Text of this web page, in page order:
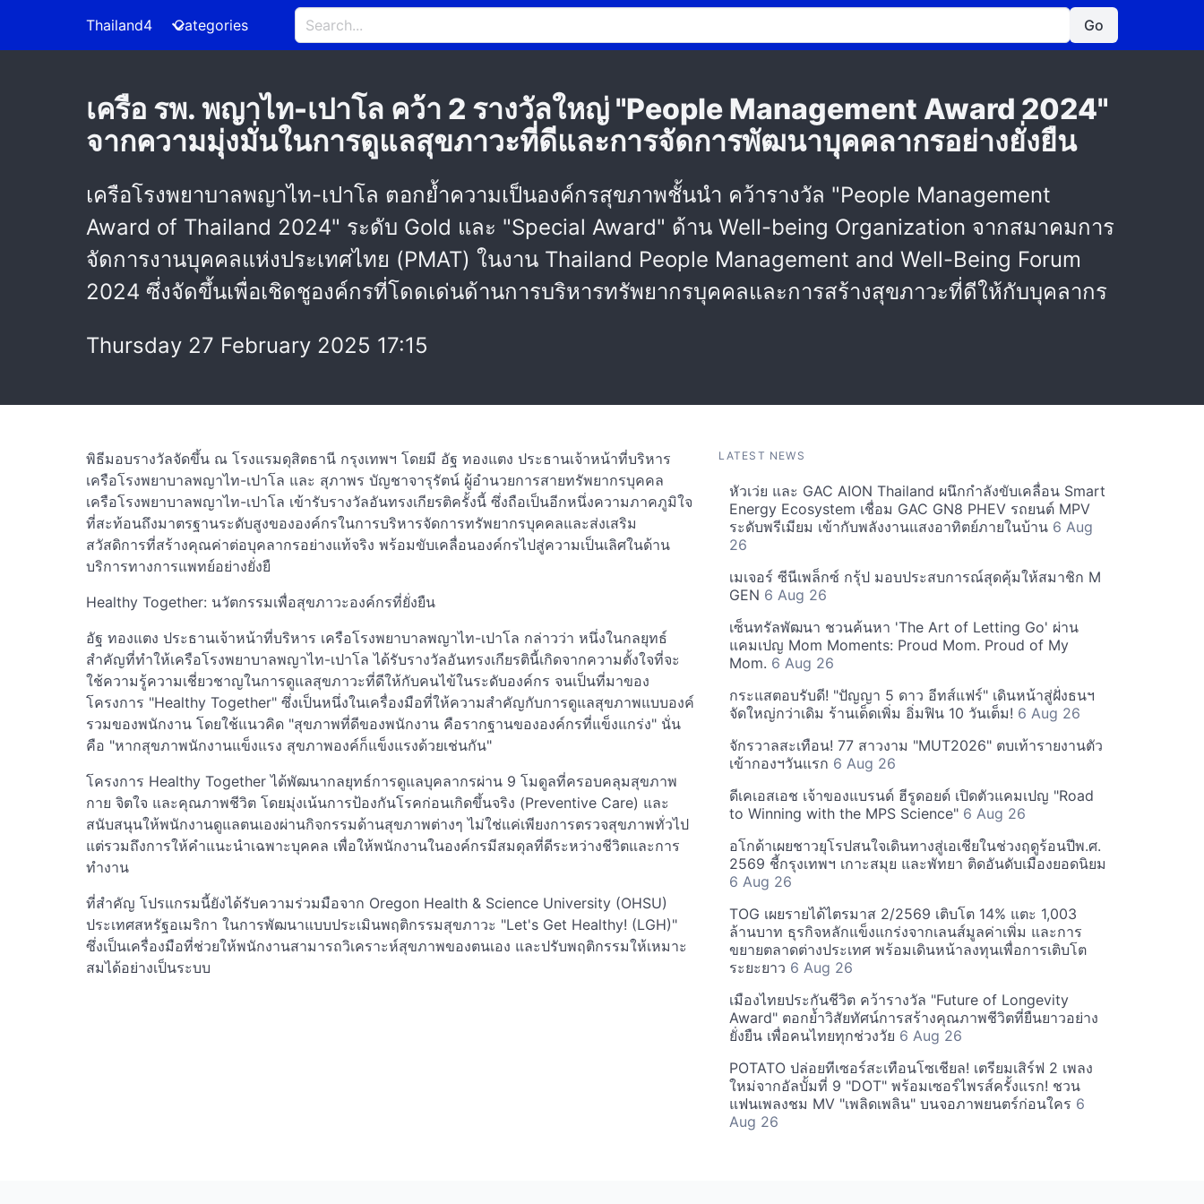
Thailand4 Categories Go
เครือ รพ. พญาไท-เปาโล คว้า 2 รางวัลใหญ่ "People Management Award 2024"
จากความมุ่งมั่นในการดูแลสุขภาวะที่ดีและการจัดการพัฒนาบุคคลากรอย่างยั่งยืน
เครือโรงพยาบาลพญาไท-เปาโล ตอกย้ำความเป็นองค์กรสุขภาพชั้นนำ คว้ารางวัล "People Management
Award of Thailand 2024" ระดับ Gold และ "Special Award" ด้าน Well-being Organization จากสมาคมการ
จัดการงานบุคคลแห่งประเทศไทย (PMAT) ในงาน Thailand People Management and Well-Being Forum
2024 ซึ่งจัดขึ้นเพื่อเชิดชูองค์กรที่โดดเด่นด้านการบริหารทรัพยากรบุคคลและการสร้างสุขภาวะที่ดีให้กับบุคลากร
Thursday 27 February 2025 17:15
พิธีมอบรางวัลจัดขึ้น ณ โรงแรมดุสิตธานี กรุงเทพฯ โดยมี อัฐ ทองแตง ประธานเจ้าหน้าที่บริหาร
เครือโรงพยาบาลพญาไท-เปาโล และ สุภาพร บัญชาจารุรัตน์ ผู้อำนวยการสายทรัพยากรบุคคล
เครือโรงพยาบาลพญาไท-เปาโล เข้ารับรางวัลอันทรงเกียรติครั้งนี้ ซึ่งถือเป็นอีกหนึ่งความภาคภูมิใจ
ที่สะท้อนถึงมาตรฐานระดับสูงขององค์กรในการบริหารจัดการทรัพยากรบุคคลและส่งเสริม
สวัสดิการที่สร้างคุณค่าต่อบุคลากรอย่างแท้จริง พร้อมขับเคลื่อนองค์กรไปสู่ความเป็นเลิศในด้าน
บริการทางการแพทย์อย่างยั่งยื
Healthy Together: นวัตกรรมเพื่อสุขภาวะองค์กรที่ยั่งยืน
อัฐ ทองแตง ประธานเจ้าหน้าที่บริหาร เครือโรงพยาบาลพญาไท-เปาโล กล่าวว่า หนึ่งในกลยุทธ์
สำคัญที่ทำให้เครือโรงพยาบาลพญาไท-เปาโล ได้รับรางวัลอันทรงเกียรตินี้เกิดจากความตั้งใจที่จะ
ใช้ความรู้ความเชี่ยวชาญในการดูแลสุขภาวะที่ดีให้กับคนไข้ในระดับองค์กร จนเป็นที่มาของ
โครงการ "Healthy Together" ซึ่งเป็นหนึ่งในเครื่องมือที่ให้ความสำคัญกับการดูแลสุขภาพแบบองค์
รวมของพนักงาน โดยใช้แนวคิด "สุขภาพที่ดีของพนักงาน คือรากฐานขององค์กรที่แข็งแกร่ง" นั่น
คือ "หากสุขภาพนักงานแข็งแรง สุขภาพองค์ก็แข็งแรงด้วยเช่นกัน"
โครงการ Healthy Together ได้พัฒนากลยุทธ์การดูแลบุคลากรผ่าน 9 โมดูลที่ครอบคลุมสุขภาพ
กาย จิตใจ และคุณภาพชีวิต โดยมุ่งเน้นการป้องกันโรคก่อนเกิดขึ้นจริง (Preventive Care) และ
สนับสนุนให้พนักงานดูแลตนเองผ่านกิจกรรมด้านสุขภาพต่างๆ ไม่ใช่แค่เพียงการตรวจสุขภาพทั่วไป
แต่รวมถึงการให้คำแนะนำเฉพาะบุคคล เพื่อให้พนักงานในองค์กรมีสมดุลที่ดีระหว่างชีวิตและการ
ทำงาน
ที่สำคัญ โปรแกรมนี้ยังได้รับความร่วมมือจาก Oregon Health & Science University (OHSU)
ประเทศสหรัฐอเมริกา ในการพัฒนาแบบประเมินพฤติกรรมสุขภาวะ "Let's Get Healthy! (LGH)"
ซึ่งเป็นเครื่องมือที่ช่วยให้พนักงานสามารถวิเคราะห์สุขภาพของตนเอง และปรับพฤติกรรมให้เหมาะ
สมได้อย่างเป็นระบบ
LATEST NEWS
หัวเว่ย และ GAC AION Thailand ผนึกกำลังขับเคลื่อน Smart
Energy Ecosystem เชื่อม GAC GN8 PHEV รถยนต์ MPV
ระดับพรีเมียม เข้ากับพลังงานแสงอาทิตย์ภายในบ้าน 6 Aug
26
เมเจอร์ ซีนีเพล็กซ์ กรุ้ป มอบประสบการณ์สุดคุ้มให้สมาชิก M
GEN 6 Aug 26
เซ็นทรัลพัฒนา ชวนค้นหา 'The Art of Letting Go' ผ่าน
แคมเปญ Mom Moments: Proud Mom. Proud of My
Mom. 6 Aug 26
กระแสตอบรับดี! "ปัญญา 5 ดาว อีทส์แฟร์" เดินหน้าสู่ฝั่งธนฯ
จัดใหญ่กว่าเดิม ร้านเด็ดเพิ่ม อิ่มฟิน 10 วันเต็ม! 6 Aug 26
จักรวาลสะเทือน! 77 สาวงาม "MUT2026" ตบเท้ารายงานตัว
เข้ากองฯวันแรก 6 Aug 26
ดีเคเอสเอช เจ้าของแบรนด์ ฮีรูดอยด์ เปิดตัวแคมเปญ "Road
to Winning with the MPS Science" 6 Aug 26
อโกด้าเผยชาวยุโรปสนใจเดินทางสู่เอเชียในช่วงฤดูร้อนปีพ.ศ.
2569 ชี้กรุงเทพฯ เกาะสมุย และพัทยา ติดอันดับเมืองยอดนิยม
6 Aug 26
TOG เผยรายได้ไตรมาส 2/2569 เติบโต 14% แตะ 1,003
ล้านบาท ธุรกิจหลักแข็งแกร่งจากเลนส์มูลค่าเพิ่ม และการ
ขยายตลาดต่างประเทศ พร้อมเดินหน้าลงทุนเพื่อการเติบโต
ระยะยาว 6 Aug 26
เมืองไทยประกันชีวิต คว้ารางวัล "Future of Longevity
Award" ตอกย้ำวิสัยทัศน์การสร้างคุณภาพชีวิตที่ยืนยาวอย่าง
ยั่งยืน เพื่อคนไทยทุกช่วงวัย 6 Aug 26
POTATO ปล่อยทีเซอร์สะเทือนโซเชียล! เตรียมเสิร์ฟ 2 เพลง
ใหม่จากอัลบั้มที่ 9 "DOT" พร้อมเซอร์ไพรส์ครั้งแรก! ชวน
แฟนเพลงชม MV "เพลิดเพลิน" บนจอภาพยนตร์ก่อนใคร 6
Aug 26